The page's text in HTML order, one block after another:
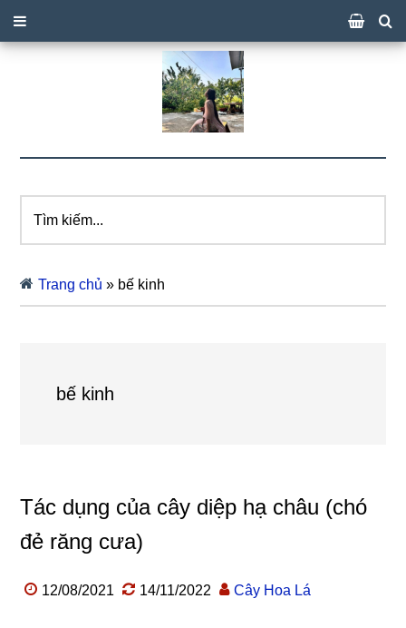
kiếm...
Trang chủ » bế kinh
bế kinh
Tác dụng của cây diệp hạ châu (chó
đẻ răng cưa)
12/08/2021 14/11/2022 Cây Hoa Lá